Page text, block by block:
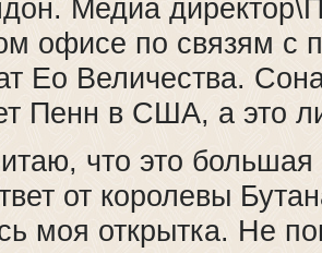
Медиа
офисе по связям с
Ео Величества.
Пенн в США, а это
что это большая
от королевы
моя открытка. Не